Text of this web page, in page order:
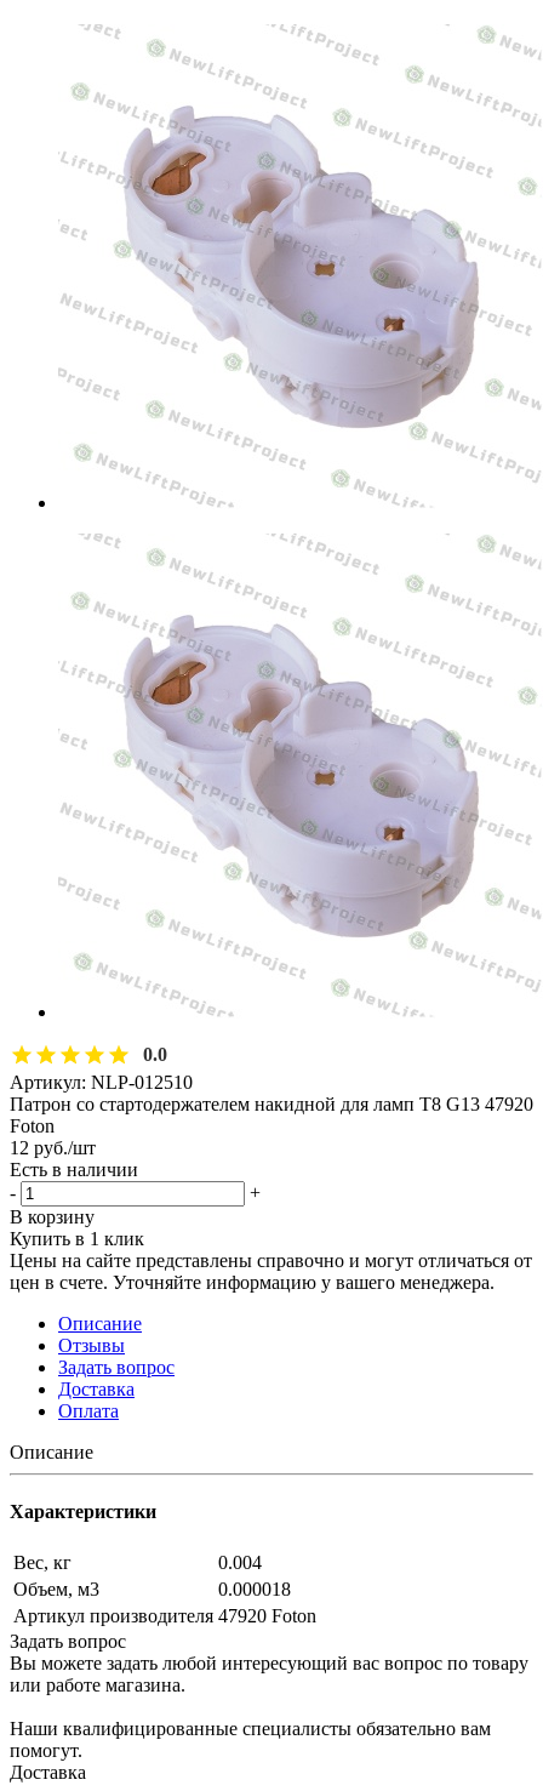
0.0
Артикул: NLP-012510
Патрон со стартодержателем накидной для ламп T8 G13 47920
Foton
12 руб./шт
Есть в наличии
-
+
В корзину
Купить в 1 клик
Цены на сайте представлены справочно и могут отличаться от
цен в счете. Уточняйте информацию у вашего менеджера.
Описание
Отзывы
Задать вопрос
Доставка
Оплата
Описание
Характеристики
Вес, кг
0.004
Объем, м3
0.000018
Артикул производителя 47920 Foton
Задать вопрос
Вы можете задать любой интересующий вас вопрос по товару
или работе магазина.
Наши квалифицированные специалисты обязательно вам
помогут.
Доставка